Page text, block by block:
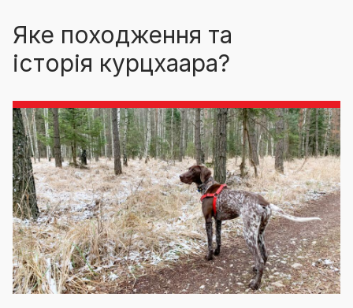
Яке походження та
історія курцхаара?